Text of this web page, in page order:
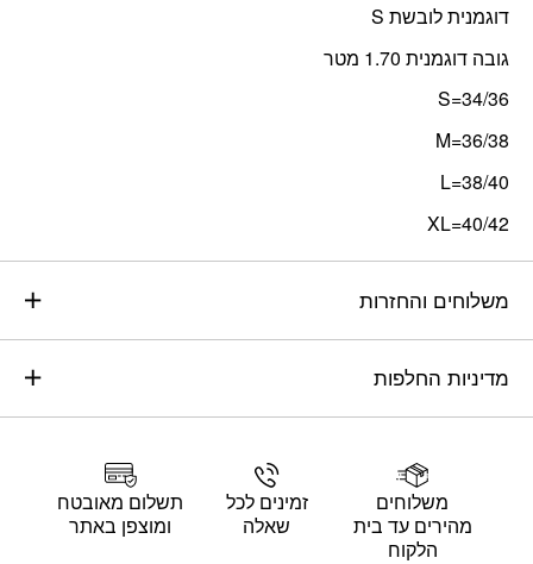
דוגמנית לובשת S
גובה דוגמנית 1.70 מטר
S=34/36
M=36/38
L=38/40
XL=40/42
משלוחים והחזרות
מדיניות החלפות
משלוחים
מהירים עד בית
הלקוח
זמינים לכל
שאלה
תשלום מאובטח
ומוצפן באתר